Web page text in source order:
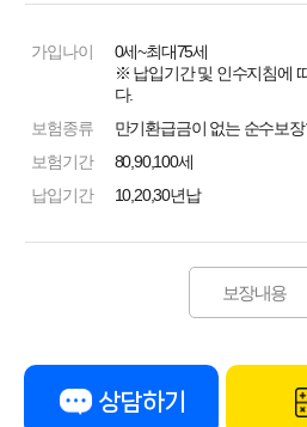
가입나이
0세~최대75세
※ 납입기간 및 인수지침에
다.
보험종류
만기환급금이 없는 순수보장
보험기간
80,90,100세
납입기간
10,20,30년납
보장내용
상담하기